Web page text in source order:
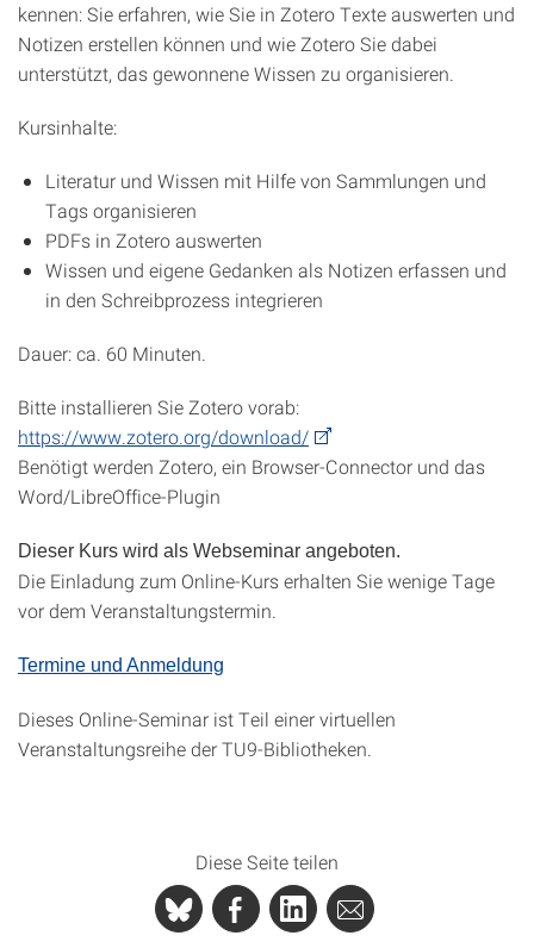
kennen: Sie erfahren, wie Sie in Zotero Texte auswerten und
Notizen erstellen können und wie Zotero Sie dabei
unterstützt, das gewonnene Wissen zu organisieren.
Kursinhalte:
Literatur und Wissen mit Hilfe von Sammlungen und
Tags organisieren
PDFs in Zotero auswerten
Wissen und eigene Gedanken als Notizen erfassen und
in den Schreibprozess integrieren
Dauer: ca. 60 Minuten.
Bitte installieren Sie Zotero vorab:
https://www.zotero.org/download/
Benötigt werden Zotero, ein Browser-Connector und das
Word/LibreOffice-Plugin
Dieser Kurs wird als Webseminar angeboten.
Die Einladung zum Online-Kurs erhalten Sie wenige Tage
vor dem Veranstaltungstermin.
Termine und Anmeldung
Dieses Online-Seminar ist Teil einer virtuellen
Veranstaltungsreihe der TU9-Bibliotheken.
Diese Seite teilen